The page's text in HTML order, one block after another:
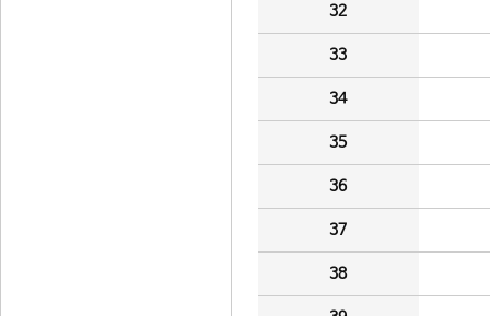
32
33
34
35
36
37
38